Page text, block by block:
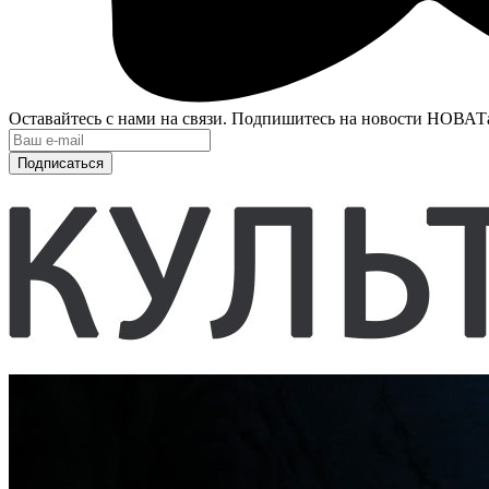
Оставайтесь с нами на связи. Подпишитесь на новости
Подписаться